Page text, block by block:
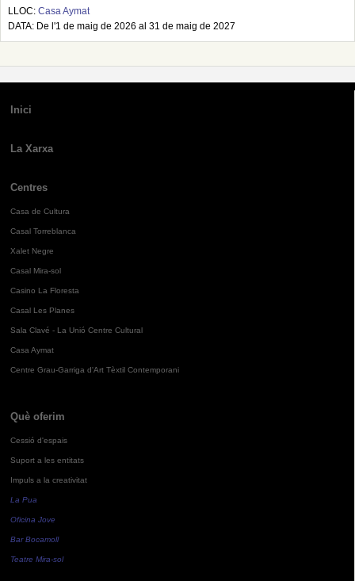
LLOC: Casa Aymat
DATA: De l'1 de maig de 2026 al 31 de maig de 2027
Inici
La Xarxa
Centres
Casa de Cultura
Casal Torreblanca
Xalet Negre
Casal Mira-sol
Casino La Floresta
Casal Les Planes
Sala Clavé - La Unió Centre Cultural
Casa Aymat
Centre Grau-Garriga d'Art Tèxtil Contemporani
Què oferim
Cessió d'espais
Suport a les entitats
Impuls a la creativitat
La Pua
Oficina Jove
Bar Bocamoll
Teatre Mira-sol